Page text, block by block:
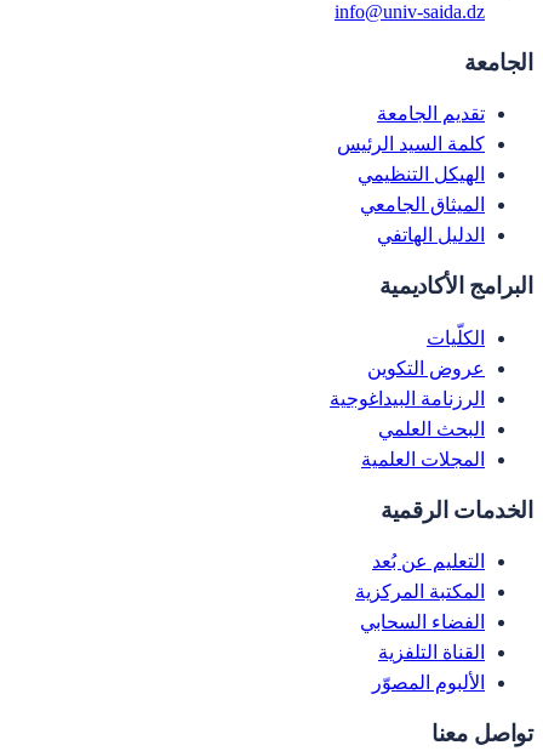
info@univ-saida.dz
الجامعة
تقديم الجامعة
كلمة السيد الرئيس
الهيكل التنظيمي
الميثاق الجامعي
الدليل الهاتفي
البرامج الأكاديمية
الكلّيات
عروض التكوين
الرزنامة البيداغوجية
البحث العلمي
المجلات العلمية
الخدمات الرقمية
التعليم عن بُعد
المكتبة المركزية
الفضاء السحابي
القناة التلفزية
الألبوم المصوّر
تواصل معنا